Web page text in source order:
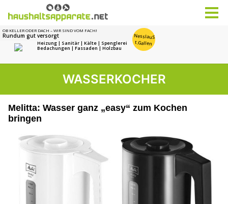
WASSERKOCHER
Melitta: Wasser ganz „easy“ zum Kochen
bringen